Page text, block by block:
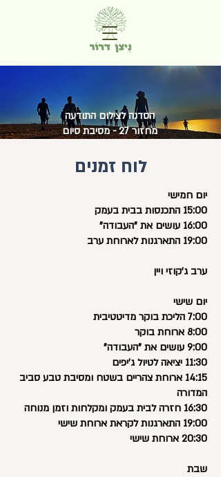
הסדנה לצילום התודעה
מחזור 27 - מסיבת סיום
לוח זמנים
יום חמישי
15:00 התכנסות בבית בעמק
16:00 עושים את "העבודה"
19:00 התארגנות לארוחת ערב
ערב ג'קוזי ויין
יום שישי
7:00 הליכת בוקר מדיטטיבית
8:00 ארוחת בוקר
9:00 עושים את "העבודה"
11:30 יציאה לטיול ג'יפים
14:15 ארוחת צהריים בשטח ומסיבת טבע סביב
המדורה
16:30 חזרה לבית בעמק ומקלחות וזמן מנוחה
19:00 התארגנות לקראת ארוחת שישי
20:30 ארוחת שישי
שבת